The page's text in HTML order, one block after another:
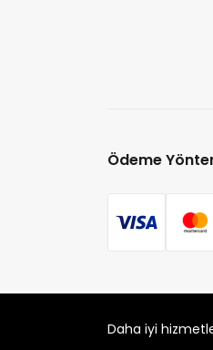
Ödeme
PETLEBİ EVCİL
Daha iyi